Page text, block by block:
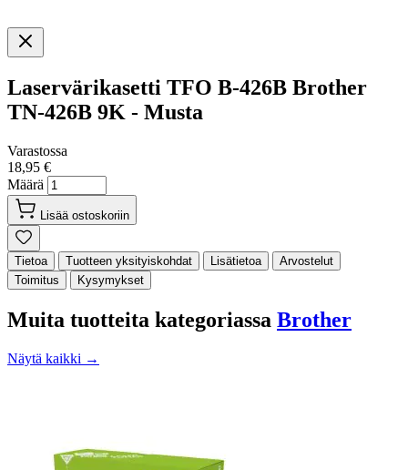
Laservärikasetti TFO B-426B Brother
TN-426B 9K - Musta
Varastossa
18,95 €
Määrä
Lisää ostoskoriin
Tietoa Tuotteen yksityiskohdat Lisätietoa
Arvostelut
Toimitus
Kysymykset
Muita tuotteita kategoriassa Brother
Näytä kaikki →